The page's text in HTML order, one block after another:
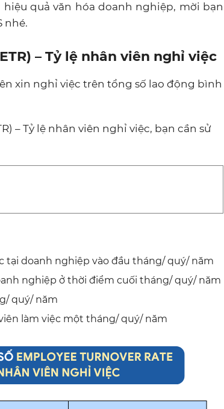
quả văn hóa doanh nghiệp, mời bạn
nhé.
– Tỷ lệ nhân viên nghỉ việc
xin nghỉ việc trên tổng số lao động bình
– Tỷ lệ nhân viên nghỉ việc, bạn cần sử
tại doanh nghiệp vào đầu tháng/ quý/ năm
nghiệp ở thời điểm cuối tháng/ quý/ năm
quý/ năm
làm việc một tháng/ quý/ năm